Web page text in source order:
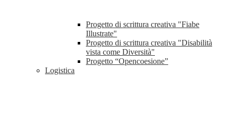
Progetto di scrittura creativa "Fiabe
Illustrate"
Progetto di scrittura creativa "Disabilità
vista come Diversità"
Progetto “Opencoesione”
Logistica